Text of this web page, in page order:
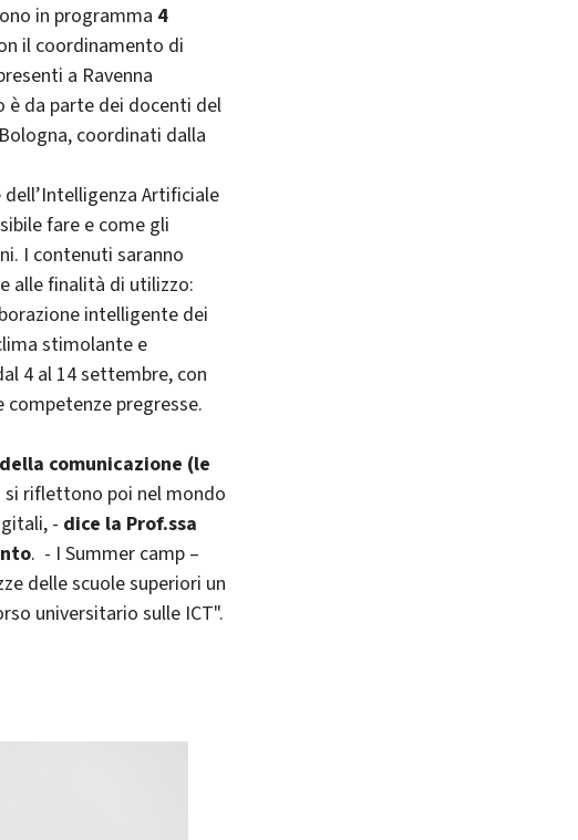
in programma 4
il coordinamento di
a Ravenna
è da parte dei docenti del
coordinati dalla
Artificiale
fare e come gli
I contenuti saranno
alle finalità di utilizzo:
intelligente dei
stimolante e
4 al 14 settembre, con
pregresse.
comunicazione (le
si riflettono poi nel mondo
- dice la Prof.ssa
. - I Summer camp –
delle scuole superiori un
universitario sulle ICT".